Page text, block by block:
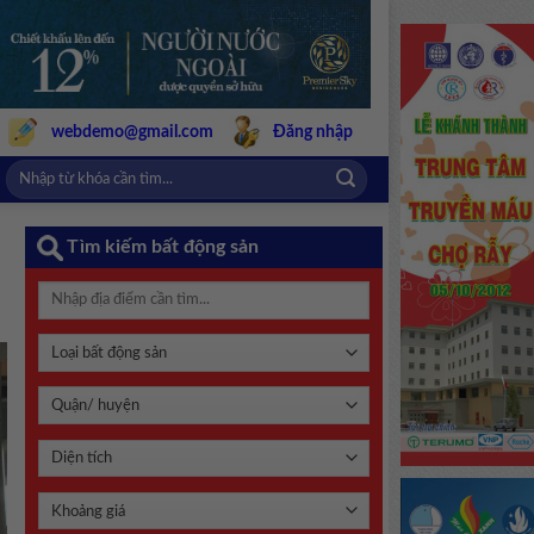
webdemo@gmail.com Đăng nhập
Tìm kiếm bất động sản